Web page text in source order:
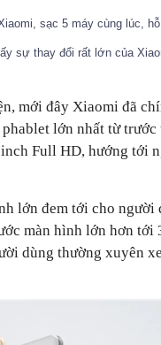
sạc 5 máy cùng lúc,
sự thay đổi rất lớn của
mới đây Xiaomi đã
lớn nhất từ trước
Full HD, hướng tới
lớn đem tới cho
màn hình lớn hơn tới
dùng thường xuyên